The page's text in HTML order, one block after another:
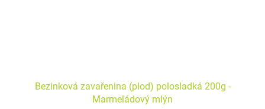
Bezinková zavařenina (plod) polosladká 200g -
Marmeládový mlýn